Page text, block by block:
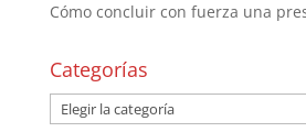
Cómo concluir con fuerza una
Categorías